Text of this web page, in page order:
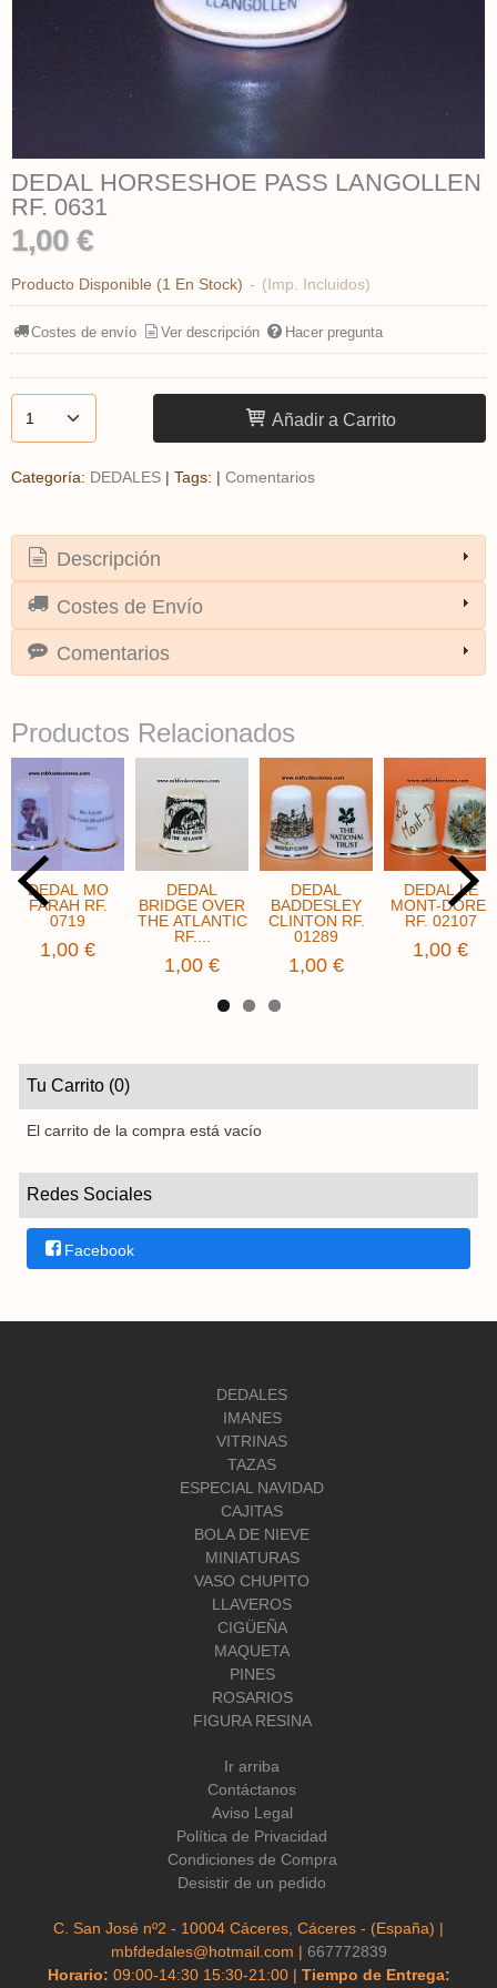
Tu Carrito (0)
El carrito de la compra está vacío
Redes Sociales
Facebook
DEDAL HORSESHOE PASS LANGOLLEN
RF. 0631
1,00 €
Producto Disponible (1 En Stock) - (Imp. Incluidos)
Costes de envío Ver descripción Hacer pregunta
Añadir a Carrito
Categoría: DEDALES | Tags: | Comentarios
Descripción
Costes de Envío
Comentarios
Productos Relacionados
DEDAL MO
FARAH RF.
0719
1,00 €
DEDAL
BRIDGE OVER
THE ATLANTIC
RF....
1,00 €
DEDAL
BADDESLEY
CLINTON RF.
01289
1,00 €
DEDAL LE
MONT-DORE ​
RF. 02107
1,00 €
DEDALES
IMANES
VITRINAS
TAZAS
ESPECIAL NAVIDAD
CAJITAS
BOLA DE NIEVE
MINIATURAS
VASO CHUPITO
LLAVEROS
CIGÜEÑA
MAQUETA
PINES
ROSARIOS
FIGURA RESINA
Ir arriba
Contáctanos
Aviso Legal
Política de Privacidad
Condiciones de Compra
Desistir de un pedido
C. San José nº2 - 10004 Cáceres, Cáceres - (España) |
mbfdedales@hotmail.com | 667772839
Horario: 09:00-14:30 15:30-21:00 | Tiempo de Entrega: